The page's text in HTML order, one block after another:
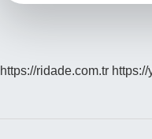
https://ridade.com.tr https://